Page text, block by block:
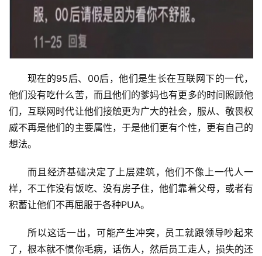
现在的95后、00后，他们是生长在互联网下的一代，
他们没有吃什么苦，而且他们的爹妈也有更多的时间照顾他
们，互联网时代让他们接触更为广大的社会，服从、敬畏权
威不再是他们的主要属性，于是他们更有个性，更有自己的
想法。
而且经济基础决定了上层建筑，他们不像上一代人一
样，不工作没有饭吃、没有房子住，他们靠着父母，或者有
积蓄让他们不再屈服于各种PUA。
所以这话一出，可能产生冲突，员工就跟领导吵起来
了，根本就不惯你毛病，话伤人，然后员工走人，损失的还